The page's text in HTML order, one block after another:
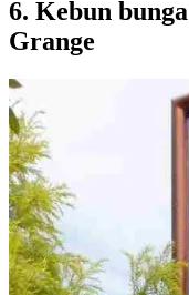
6. Kebun
Grange